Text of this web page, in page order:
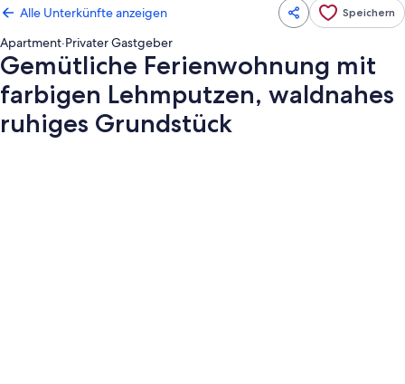
Alle Unterkünfte anzeigen Speichern
Apartment·Privater Gastgeber
Gemütliche Ferienwohnung mit
farbigen Lehmputzen, waldnahes
ruhiges Grundstück